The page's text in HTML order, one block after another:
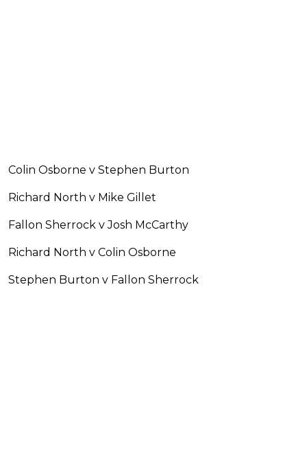
Colin Osborne v Stephen Burton
Richard North v Mike Gillet
Fallon Sherrock v Josh McCarthy
Richard North v Colin Osborne
Stephen Burton v Fallon Sherrock